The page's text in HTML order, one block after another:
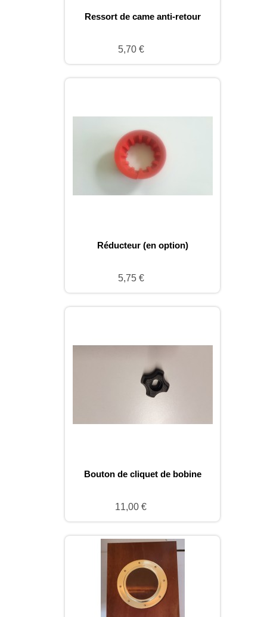
Ressort de came anti-retour
5,70 €
Réducteur (en option)
5,75 €
Bouton de cliquet de bobine
11,00 €